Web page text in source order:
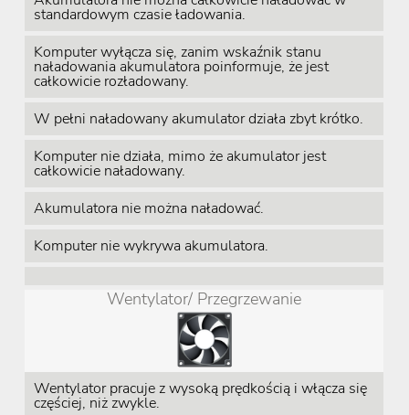
standardowym czasie ładowania.
Komputer wyłącza się, zanim wskaźnik stanu
naładowania akumulatora poinformuje, że jest
całkowicie rozładowany.
W pełni naładowany akumulator działa zbyt krótko.
Komputer nie działa, mimo że akumulator jest
całkowicie naładowany.
Akumulatora nie można naładować.
Komputer nie wykrywa akumulatora.
Wentylator/ Przegrzewanie
Wentylator pracuje z wysoką prędkością i włącza się
częściej, niż zwykle.